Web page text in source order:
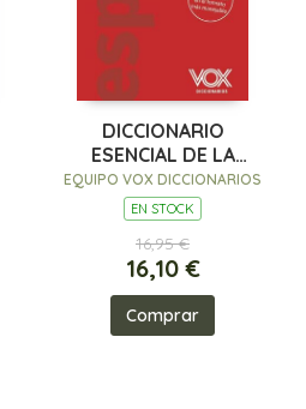
DICCIONARIO
ESENCIAL DE LA
LENGUA ESPAÑOLA
EQUIPO VOX DICCIONARIOS
EN STOCK
16,95 €
16,10 €
Comprar